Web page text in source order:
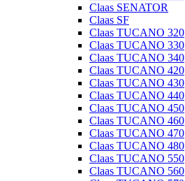
Claas SENATOR
Claas SF
Claas TUCANO 320
Claas TUCANO 330
Claas TUCANO 340
Claas TUCANO 420
Claas TUCANO 430
Claas TUCANO 440
Claas TUCANO 450
Claas TUCANO 460
Claas TUCANO 470
Claas TUCANO 480
Claas TUCANO 550
Claas TUCANO 560